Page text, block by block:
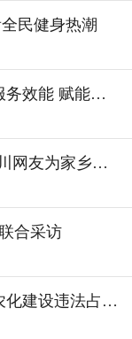
民健身热潮
广东濠江区着力优化营商环境:提升服务效能 赋能产业发展
人民建议|如何打造文旅融合品牌?银川网友为家乡建言获积极回应
合采访
2024年度土地卫片执法开展 严查非农化建设违法占用耕地